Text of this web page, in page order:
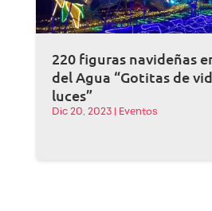
220 figuras navideñas
del Agua “Gotitas de
luces”
Dic 20, 2023| Eventos